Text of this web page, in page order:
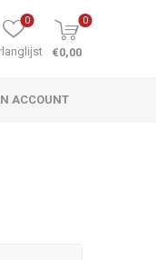
0 0
€0,00
ACCOUNT